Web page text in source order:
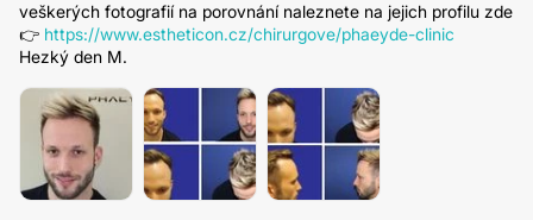
veškerých fotografií na porovnání naleznete na jejich profilu zde
👉 https://www.estheticon.cz/chirurgove/phaeyde-clinic
Hezký den M.